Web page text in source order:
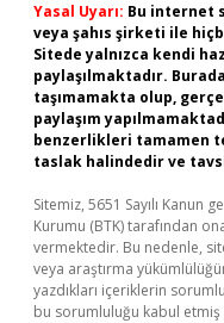
Yasal Uyarı: Bu internet
veya şahıs şirketi ile
Sitede yalnızca kendi
paylaşılmaktadır.
taşımamakta olup,
paylaşım
benzerlikleri tamamen
taslak halindedir ve
Sitemiz, 5651 Sayılı Kanun
Kurumu (BTK) tarafından
vermektedir. Bu nedenle,
veya araştırma
yazdıkları içeriklerin
bu sorumluluğu kabul etmiş